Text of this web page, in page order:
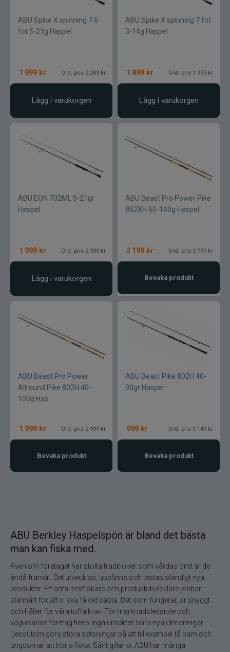
ABU Spike X spinning 7.6
fot 5-21g Haspel
1 999 kr Ord. pris 2 249 kr
Lägg i varukorgen
ABU Spike X spinning 7 fot
3-14g Haspel
1 899 kr Ord. pris 1 999 kr
Lägg i varukorgen
ABU EON 702ML 5-21gr
Haspel
1 999 kr Ord. pris 2 399 kr
Lägg i varukorgen
ABU Beast Pro Power Pike
862XH 60-140g Haspel
2 199 kr Ord. pris 3 799 kr
Bevaka produkt
ABU Beast Pro Power
Allround Pike 802H 40-
100g Has
1 999 kr Ord. pris 2 999 kr
Bevaka produkt
ABU Beast Pike 802H 40-
90gr Haspel
999 kr Ord. pris 1 149 kr
Bevaka produkt
ABU Berkley Haspelspön är bland det bästa
man kan fiska med.
Även om företaget har stolta traditioner som vårdas ömt är de
ändå framåt. Det utvecklas, uppfinns och testas ständigt nya
produkter. Ett antal testfiskare och produktutvecklare jobbar
stenhårt för att vi ska få det bästa. Det som fungerar, är snyggt
och håller för våra tuffa krav. För marknadsledande och
vägvisande företag finns inga ursäkter, bara nya utmaningar.
Dessutom görs stora satsningar på att till exempel få barn och
ungdomar att börja fiska. Sånt gillar vi. ABU har många